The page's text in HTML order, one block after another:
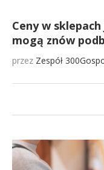
Ceny w
mogą znów
przez Zespół